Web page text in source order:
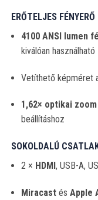
ERŐTELJES
4100 ANSI lumen
kiválóan használható
Vetíthető képméret
1,62× optikai zoom
beállításhoz
SOKOLDALÚ
2 × HDMI , USB-A,
Miracastés Apple